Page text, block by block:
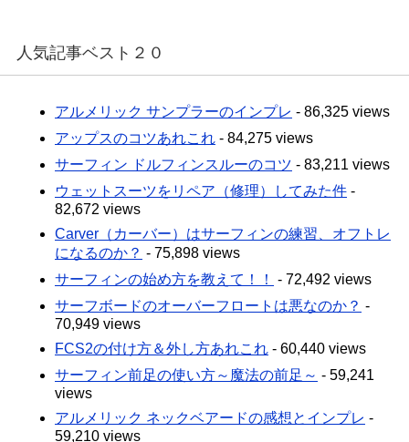
人気記事ベスト２０
アルメリック サンプラーのインプレ - 86,325 views
アップスのコツあれこれ - 84,275 views
サーフィン ドルフィンスルーのコツ - 83,211 views
ウェットスーツをリペア（修理）してみた件 -
82,672 views
Carver（カーバー）はサーフィンの練習、オフトレ
になるのか？ - 75,898 views
サーフィンの始め方を教えて！！
- 72,492 views
サーフボードのオーバーフロートは悪なのか？ -
70,949 views
FCS2の付け方＆外し方あれこれ - 60,440 views
サーフィン前足の使い方～魔法の前足～ - 59,241
views
アルメリック ネックベアードの感想とインプレ -
59,210 views